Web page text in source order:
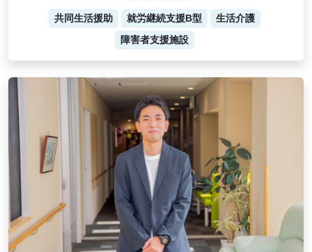
共同生活援助 就労継続支援B型
生活介護
障害者支援施設